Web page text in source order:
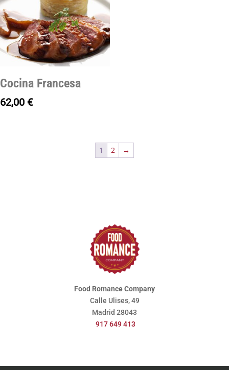
Cocina Francesa
62,00 €
1 2 →
Food Romance Company
Calle Ulises, 49
Madrid 28043
917 649 413